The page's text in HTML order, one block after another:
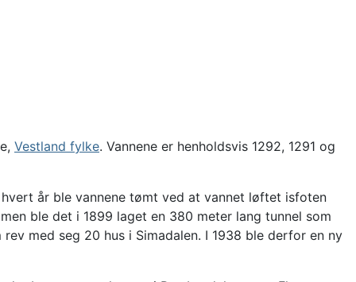
Vestland fylke. Vannene er henholdsvis 1292, 1291 og
år ble vannene tømt ved at vannet løftet isfoten
ble det i 1899 laget en 380 meter lang tunnel som
med seg 20 hus i Simadalen. I 1938 ble derfor en ny